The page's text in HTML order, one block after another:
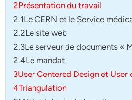
2Présentation du travail
2.1Le CERN et le Service
2.2Le site web
2.3Le serveur de documents «
2.4Le mandat
3User Centered Design et User
4Triangulation